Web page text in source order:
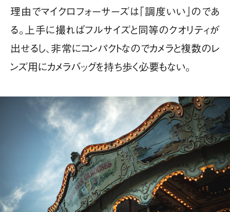
理由でマイクロフォーサーズは「調度いい」のであ
る。上手に撮ればフルサイズと同等のクオリティが
出せるし、非常にコンパクトなのでカメラと複数のレ
ンズ用にカメラバッグを持ち歩く必要もない。